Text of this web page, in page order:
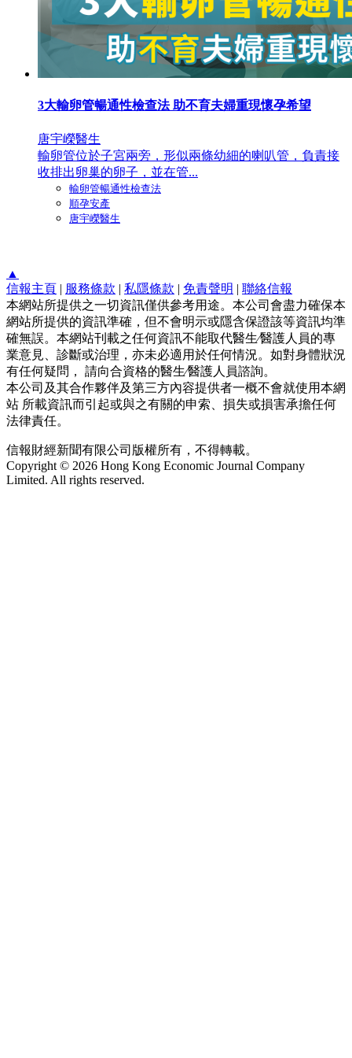
3大輸卵管暢通性檢查法 助不育夫婦重現懷孕希望
唐宇嶸醫生
輸卵管位於子宮兩旁，形似兩條幼細的喇叭管，負責接
收排出卵巢的卵子，並在管...
輸卵管暢通性檢查法
順孕安產
唐宇嶸醫生
▲
信報主頁 | 服務條款 | 私隱條款 | 免責聲明 | 聯絡信報
本網站所提供之一切資訊僅供參考用途。本公司會盡力確保本
網站所提供的資訊準確，但不會明示或隱含保證該等資訊均準
確無誤。本網站刊載之任何資訊不能取代醫生∕醫護人員的專
業意見、診斷或治理，亦未必適用於任何情況。如對身體狀況
有任何疑問， 請向合資格的醫生∕醫護人員諮詢。
本公司及其合作夥伴及第三方內容提供者一概不會就使用本網
站 所載資訊而引起或與之有關的申索、損失或損害承擔任何
法律責任。
信報財經新聞有限公司版權所有，不得轉載。
Copyright © 2026 Hong Kong Economic Journal Company
Limited. All rights reserved.